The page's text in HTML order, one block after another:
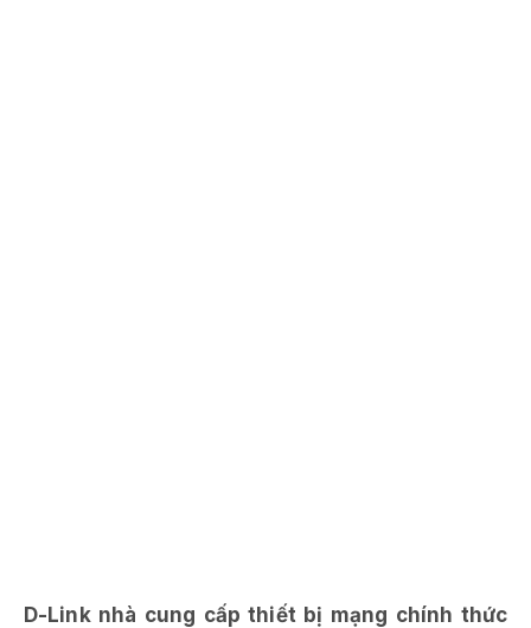
D-Link nhà cung cấp thiết bị mạng chính thức